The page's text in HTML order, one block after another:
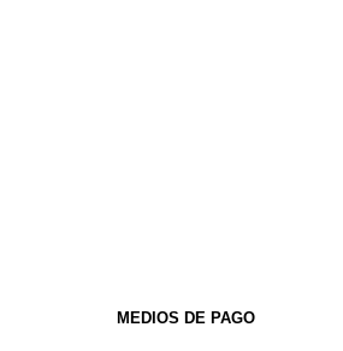
MEDIOS DE PAGO